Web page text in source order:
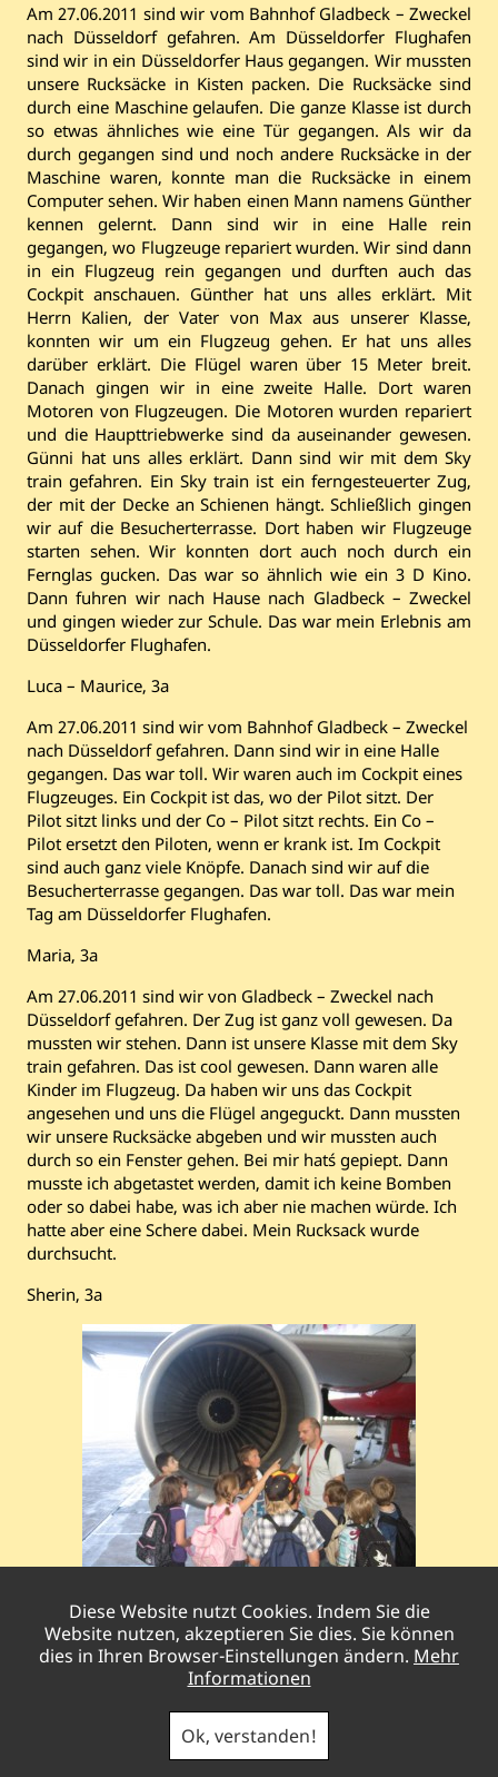
Am 27.06.2011 sind wir vom Bahnhof Gladbeck – Zweckel
nach Düsseldorf gefahren. Am Düsseldorfer Flughafen
sind wir in ein Düsseldorfer Haus gegangen. Wir mussten
unsere Rucksäcke in Kisten packen. Die Rucksäcke sind
durch eine Maschine gelaufen. Die ganze Klasse ist durch
so etwas ähnliches wie eine Tür gegangen. Als wir da
durch gegangen sind und noch andere Rucksäcke in der
Maschine waren, konnte man die Rucksäcke in einem
Computer sehen. Wir haben einen Mann namens Günther
kennen gelernt. Dann sind wir in eine Halle rein
gegangen, wo Flugzeuge repariert wurden. Wir sind dann
in ein Flugzeug rein gegangen und durften auch das
Cockpit anschauen. Günther hat uns alles erklärt. Mit
Herrn Kalien, der Vater von Max aus unserer Klasse,
konnten wir um ein Flugzeug gehen. Er hat uns alles
darüber erklärt. Die Flügel waren über 15 Meter breit.
Danach gingen wir in eine zweite Halle. Dort waren
Motoren von Flugzeugen. Die Motoren wurden repariert
und die Haupttriebwerke sind da auseinander gewesen.
Günni hat uns alles erklärt. Dann sind wir mit dem Sky
train gefahren. Ein Sky train ist ein ferngesteuerter Zug,
der mit der Decke an Schienen hängt. Schließlich gingen
wir auf die Besucherterrasse. Dort haben wir Flugzeuge
starten sehen. Wir konnten dort auch noch durch ein
Fernglas gucken. Das war so ähnlich wie ein 3 D Kino.
Dann fuhren wir nach Hause nach Gladbeck – Zweckel
und gingen wieder zur Schule. Das war mein Erlebnis am
Düsseldorfer Flughafen.
Luca – Maurice, 3a
Am 27.06.2011 sind wir vom Bahnhof Gladbeck – Zweckel
nach Düsseldorf gefahren. Dann sind wir in eine Halle
gegangen. Das war toll. Wir waren auch im Cockpit eines
Flugzeuges. Ein Cockpit ist das, wo der Pilot sitzt. Der
Pilot sitzt links und der Co – Pilot sitzt rechts. Ein Co –
Pilot ersetzt den Piloten, wenn er krank ist. Im Cockpit
sind auch ganz viele Knöpfe. Danach sind wir auf die
Besucherterrasse gegangen. Das war toll. Das war mein
Tag am Düsseldorfer Flughafen.
Maria, 3a
Am 27.06.2011 sind wir von Gladbeck – Zweckel nach
Düsseldorf gefahren. Der Zug ist ganz voll gewesen. Da
mussten wir stehen. Dann ist unsere Klasse mit dem Sky
train gefahren. Das ist cool gewesen. Dann waren alle
Kinder im Flugzeug. Da haben wir uns das Cockpit
angesehen und uns die Flügel angeguckt. Dann mussten
wir unsere Rucksäcke abgeben und wir mussten auch
durch so ein Fenster gehen. Bei mir hat´s gepiept. Dann
musste ich abgetastet werden, damit ich keine Bomben
oder so dabei habe, was ich aber nie machen würde. Ich
hatte aber eine Schere dabei. Mein Rucksack wurde
durchsucht.
Sherin, 3a
Vorheriger
Beitrag:
Der Runnerspointlauf
Nächster
Beitrag:
Die Bundesjugendspiele
/ Woorthstraße 9 | 45966 Gladbeck
– 51166
Diese Website nutzt Cookies. Indem Sie die
Website nutzen, akzeptieren Sie dies. Sie können
dies in Ihren Browser-Einstellungen ändern. Mehr
Informationen
Ok, verstanden!